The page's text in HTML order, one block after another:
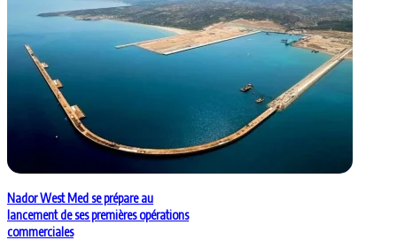
Nador West Med se prépare au
lancement de ses premières opérations
commerciales